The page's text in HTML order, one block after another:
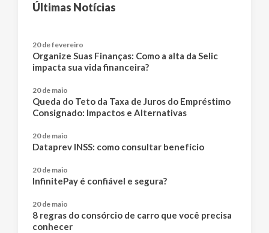
Últimas Notícias
20 de fevereiro
Organize Suas Finanças: Como a alta da Selic
impacta sua vida financeira?
20 de maio
Queda do Teto da Taxa de Juros do Empréstimo
Consignado: Impactos e Alternativas
20 de maio
Dataprev INSS: como consultar benefício
20 de maio
InfinitePay é confiável e segura?
20 de maio
8 regras do consórcio de carro que você precisa
conhecer